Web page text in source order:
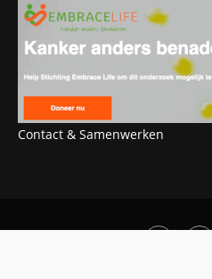
Contact & Samenwerken